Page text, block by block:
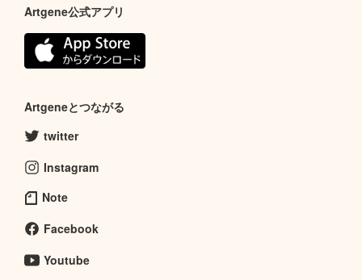
Artgene公式アプリ
Artgeneとつながる
twitter
Instagram
Note
Facebook
Youtube